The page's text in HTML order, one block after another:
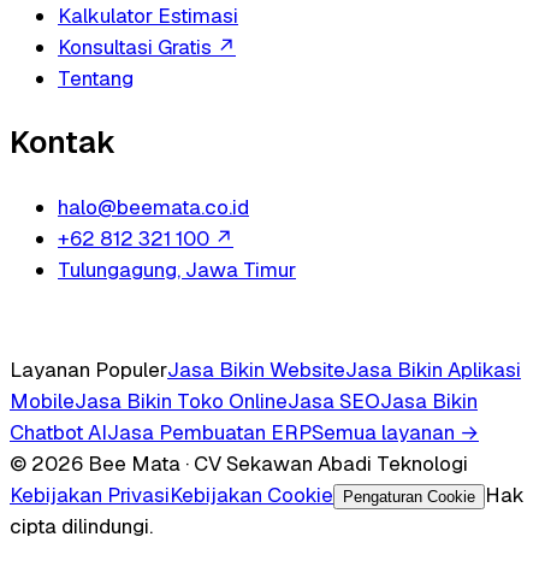
Kalkulator Estimasi
Konsultasi Gratis ↗
Tentang
Kontak
halo@beemata.co.id
+62 812 321 100 ↗
Tulungagung, Jawa Timur
Layanan PopulerJasa Bikin WebsiteJasa Bikin Aplikasi
MobileJasa Bikin Toko OnlineJasa SEOJasa Bikin
Chatbot AIJasa Pembuatan ERPSemua layanan →
© 2026 Bee Mata · CV Sekawan Abadi Teknologi
Kebijakan PrivasiKebijakan Cookie Pengaturan Cookie
Hak
cipta dilindungi.